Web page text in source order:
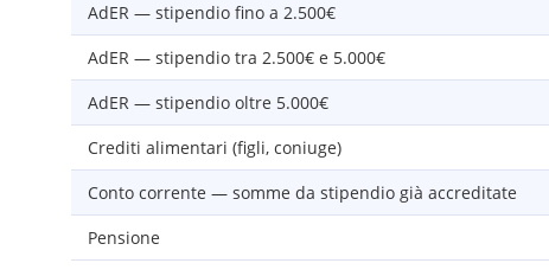
AdER — stipendio fino a 2.500€
AdER — stipendio tra 2.500€ e 5.000€
AdER — stipendio oltre 5.000€
Crediti alimentari (figli, coniuge)
Conto corrente — somme da stipendio già accreditate
Pensione